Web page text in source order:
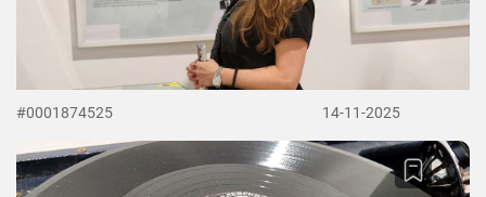
#0001874525 14-11-2025